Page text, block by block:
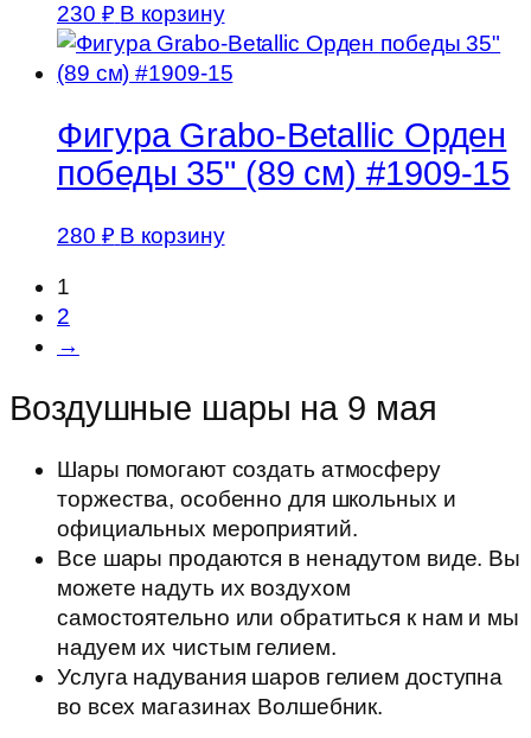
230 ₽ В корзину
Фигура Grabo-Betallic Орден
победы 35" (89 см) #1909-15
280 ₽ В корзину
1
2
→
Воздушные шары на 9 мая
Шары помогают создать атмосферу
торжества, особенно для школьных и
официальных мероприятий.
Все шары продаются в ненадутом виде. Вы
можете надуть их воздухом
самостоятельно или обратиться к нам и мы
надуем их чистым гелием.
Услуга надувания шаров гелием доступна
во всех магазинах Волшебник.